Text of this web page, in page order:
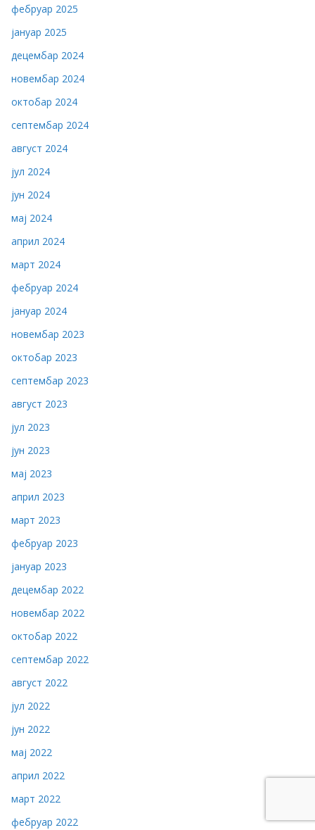
фебруар 2025
јануар 2025
децембар 2024
новембар 2024
октобар 2024
септембар 2024
август 2024
јул 2024
јун 2024
мај 2024
април 2024
март 2024
фебруар 2024
јануар 2024
новембар 2023
октобар 2023
септембар 2023
август 2023
јул 2023
јун 2023
мај 2023
април 2023
март 2023
фебруар 2023
јануар 2023
децембар 2022
новембар 2022
октобар 2022
септембар 2022
август 2022
јул 2022
јун 2022
мај 2022
април 2022
март 2022
фебруар 2022